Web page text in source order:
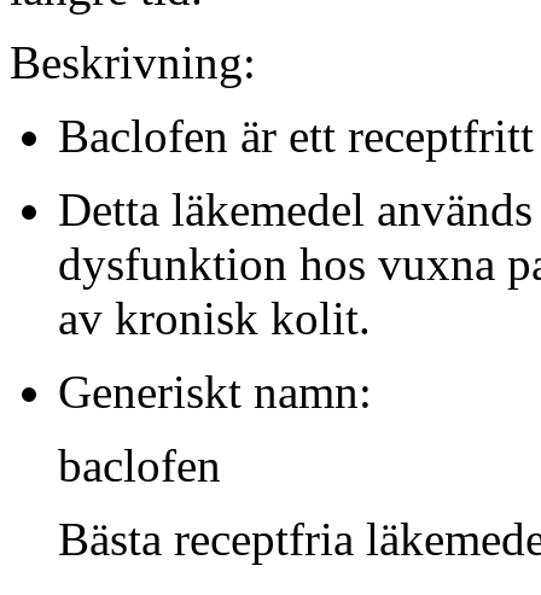
Beskrivning:
Baclofen är ett
Detta läkemedel
dysfunktion hos vuxna
av kronisk kolit.
Generiskt namn:
baclofen
Bästa receptfria